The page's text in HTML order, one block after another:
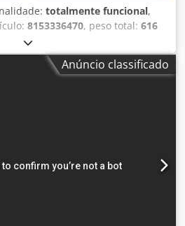
totalmente funcional,
8153336470, peso total: 616
399 m³/h
, nível de ruído:67 dB, tipo de
Placa de identificação
/ manual, secador por
cooperação bem-sucedida com
compressor parafuso Atlas
Anúncio classificado